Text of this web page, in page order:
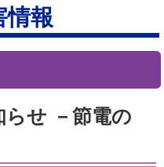
情報
せ －節電の